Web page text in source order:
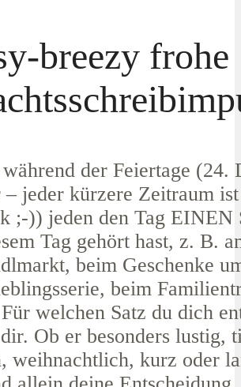
breezy frohe
der Feiertage (24.
– jeder kürzere Zeitraum
;-)) jeden den Tag EINEN
Tag gehört hast, z. B.
beim Geschenke
beim
welchen Satz du dich
Ob er besonders lustig,
weihnachtlich, kurz oder